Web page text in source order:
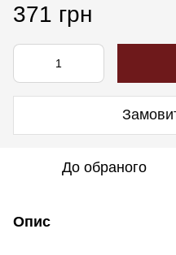
371 грн
До обраного
Опис